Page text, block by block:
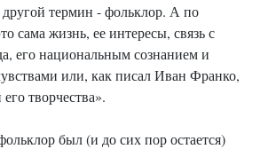
другой термин - фольклор. А по
сама жизнь, ее интересы, связь с
его национальным сознанием и
или, как писал Иван Франко,
творчества».
был (и до сих пор остается)